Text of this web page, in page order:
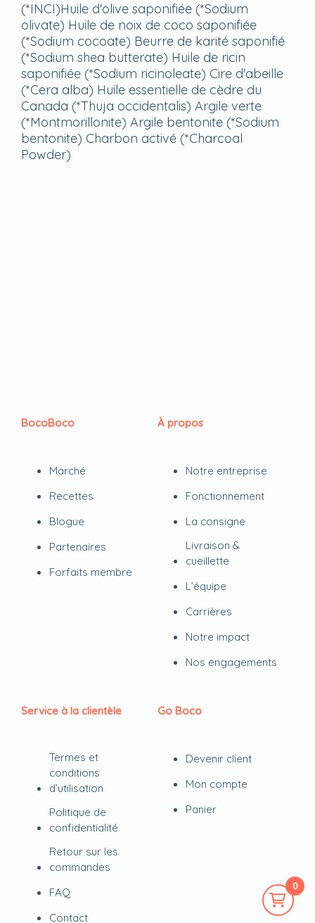
0
(*INCI)Huile d'olive saponifiée (*Sodium
olivate) Huile de noix de coco saponifiée
(*Sodium cocoate) Beurre de karité saponifié
(*Sodium shea butterate) Huile de ricin
saponifiée (*Sodium ricinoleate) Cire d'abeille
(*Cera alba) Huile essentielle de cèdre du
Canada (*Thuja occidentalis) Argile verte
(*Montmorillonite) Argile bentonite (*Sodium
bentonite) Charbon activé (*Charcoal
Powder)
BocoBoco
Marché
Recettes
Blogue
Partenaires
Forfaits membre
À propos
Notre entreprise
Fonctionnement
La consigne
Livraison &
cueillette
L’équipe
Carrières
Notre impact
Nos engagements
Service à la clientèle
Termes et
conditions
d’utilisation
Politique de
confidentialité
Retour sur les
commandes
FAQ
Contact
Go Boco
Devenir client
Mon compte
Panier